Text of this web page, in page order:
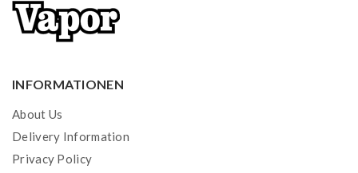
INFORMATIONEN
About Us
Delivery Information
Privacy Policy